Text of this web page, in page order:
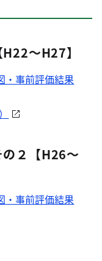
～H27】
・事前評価結果
２【H26～
・事前評価結果